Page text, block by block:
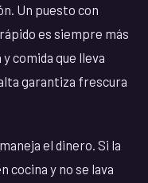
Un puesto con
es siempre más
comida que lleva
garantiza frescura
el dinero. Si la
cocina y no se lava